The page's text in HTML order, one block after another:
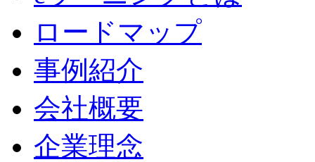
ロードマップ
事例紹介
会社概要
企業理念